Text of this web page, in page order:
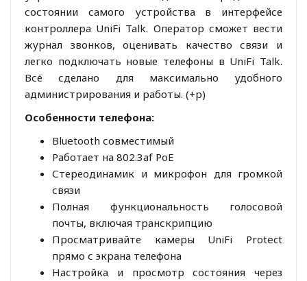
состоянии самого устройства в интерфейсе
контроллера UniFi Talk. Оператор сможет вести
журнал звонков, оценивать качество связи и
легко подключать новые телефоны в UniFi Talk.
Всё сделано для максимально удобного
администрирования и работы. (+р)
Особенности телефона:
Bluetooth совместимый
Работает на 802.3af PoE
Стереодинамик и микрофон для громкой
связи
Полная функциональность голосовой
почты, включая транскрипцию
Просматривайте камеры UniFi Protect
прямо с экрана телефона
Настройка и просмотр состояния через